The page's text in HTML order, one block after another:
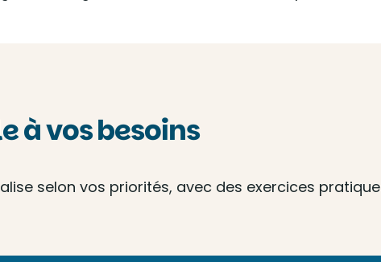
à vos besoins
selon vos priorités, avec des exercices